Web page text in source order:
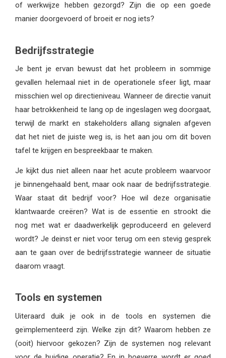
of werkwijze hebben gezorgd? Zijn die op een goede
manier doorgevoerd of broeit er nog iets?
Bedrijfsstrategie
Je bent je ervan bewust dat het probleem in sommige
gevallen helemaal niet in de operationele sfeer ligt, maar
misschien wel op directieniveau. Wanneer de directie vanuit
haar betrokkenheid te lang op de ingeslagen weg doorgaat,
terwijl de markt en stakeholders allang signalen afgeven
dat het niet de juiste weg is, is het aan jou om dit boven
tafel te krijgen en bespreekbaar te maken.
Je kijkt dus niet alleen naar het acute probleem waarvoor
je binnengehaald bent, maar ook naar de bedrijfsstrategie.
Waar staat dit bedrijf voor? Hoe wil deze organisatie
klantwaarde creëren? Wat is de essentie en strookt die
nog met wat er daadwerkelijk geproduceerd en geleverd
wordt? Je deinst er niet voor terug om een stevig gesprek
aan te gaan over de bedrijfsstrategie wanneer de situatie
daarom vraagt.
Tools en systemen
Uiteraard duik je ook in de tools en systemen die
geïmplementeerd zijn. Welke zijn dit? Waarom hebben ze
(ooit) hiervoor gekozen? Zijn de systemen nog relevant